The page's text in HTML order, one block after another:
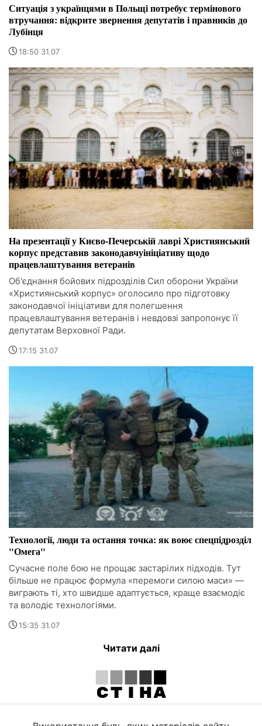
Ситуація з українцями в Польщі потребує термінового
втручання: відкрите звернення депутатів і правників до
Лубінця
18:50 31.07
На презентації у Києво-Печерській лаврі Християнський
корпус представив законодавчуініціативу щодо
працевлаштування ветеранів
Об'єднання бойових підрозділів Сил оборони України
«Християнський корпус» оголосило про підготовку
законодавчої ініціативи для полегшення
працевлаштування ветеранів і невдовзі запропонує її
депутатам Верховної Ради.
17:15 31.07
Технології, люди та остання точка: як воює спецпідрозділ
"Омега"
Сучасне поле бою не прощає застарілих підходів. Тут
більше не працює формула «перемоги силою маси» —
виграють ті, хто швидше адаптується, краще взаємодіє
та володіє технологіями.
15:35 31.07
Читати далі